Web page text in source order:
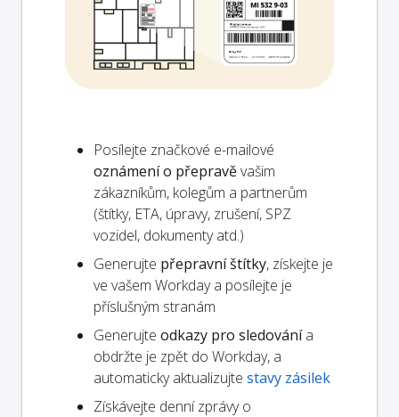
Posílejte značkové e-mailové
oznámení o přepravěvašim
zákazníkům, kolegům a partnerům
(štítky, ETA, úpravy, zrušení, SPZ
vozidel, dokumenty atd.)
Generujte přepravní štítky, získejte je
ve vašem Workday a posílejte je
příslušným stranám
Generujte odkazy pro sledovánía
obdržte je zpět do Workday, a
automaticky aktualizujte stavy zásilek
Získávejte denní zprávy o